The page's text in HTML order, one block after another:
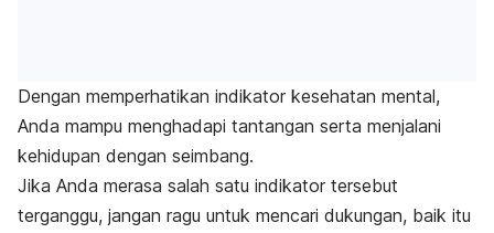
Dengan memperhatikan indikator kesehatan mental,
Anda mampu menghadapi tantangan serta menjalani
kehidupan dengan seimbang.
Jika Anda merasa salah satu indikator tersebut
terganggu, jangan ragu untuk mencari dukungan, baik itu